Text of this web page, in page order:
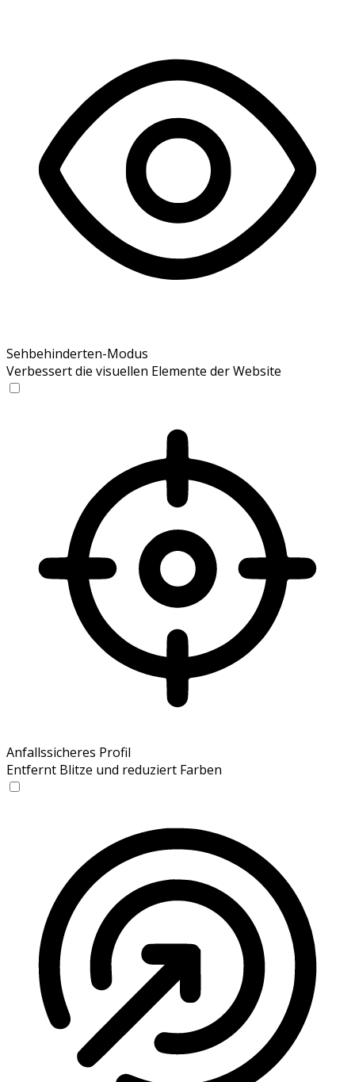
Sehbehinderten-Modus
Verbessert die visuellen Elemente der Website
Anfallssicheres Profil
Entfernt Blitze und reduziert Farben